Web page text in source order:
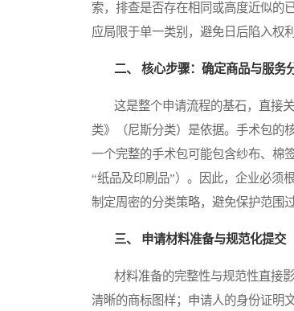
索，排查是否存在相同或高度近似的
应局限于单一类别，避免日后陷入权
二、 核心步骤：确定商品与服务
这是整个申请流程的基石，直接关
类》（尼斯分类）是依据。手术包的
一个完整的手术包可能包含纱布、棉
“纸品及印刷品”）。因此，企业必须
制定周密的分类策略，避免保护范围
三、 申请材料准备与规范化提交
材料准备的完整性与规范性直接影
清晰的商标图样；申请人的身份证明